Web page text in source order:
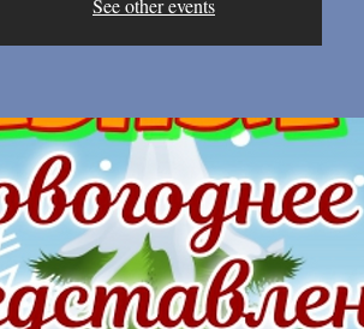
See other events